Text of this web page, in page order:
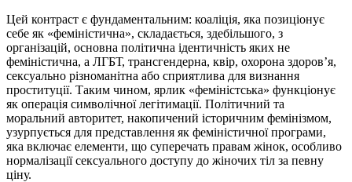
Цей контраст є фундаментальним: коаліція, яка позиціонує
себе як «феміністична», складається, здебільшого, з
організацій, основна політична ідентичність яких не
феміністична, а ЛГБТ, трансгендерна, квір, охорона здоров’я,
сексуально різноманітна або сприятлива для визнання
проституції. Таким чином, ярлик «феміністська» функціонує
як операція символічної легітимації. Політичний та
моральний авторитет, накопичений історичним фемінізмом,
узурпується для представлення як феміністичної програми,
яка включає елементи, що суперечать правам жінок, особливо
нормалізації сексуального доступу до жіночих тіл за певну
ціну.